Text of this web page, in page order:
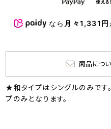
なら 月々1,331円
商品につ
★和タイプはシングルのみです
プのみとなります。